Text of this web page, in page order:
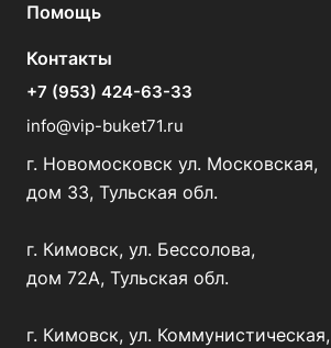
Помощь
Контакты
+7 (953) 424-63-33
info@vip-buket71.ru
г. Новомосковск ул. Московская,
дом 33, Тульская обл.
г. Кимовск, ул. Бессолова,
дом 72А, Тульская обл.
г. Кимовск, ул. Коммунистическая,